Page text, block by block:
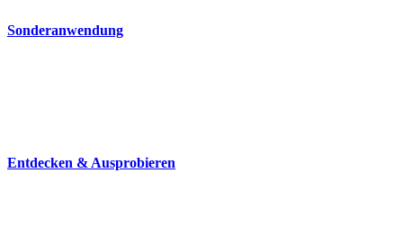
Sonderanwendung
Entdecken & Ausprobieren